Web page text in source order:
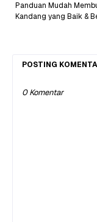
Panduan Mudah
Kandang yang Baik &
POSTING
0 Komentar